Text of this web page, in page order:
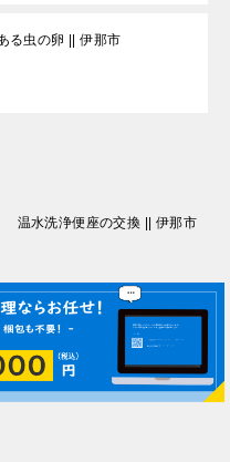
る虫の卵 || 伊那市
温水洗浄便座の交換 || 伊那市